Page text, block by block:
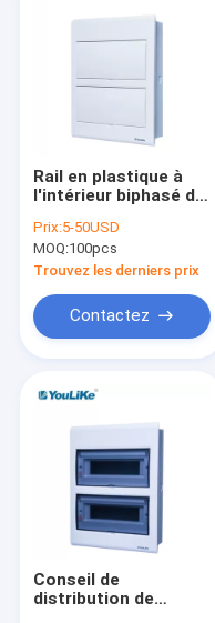
Rail en plastique à
l'intérieur biphasé de
tonnelier de la boîte
de distribution de
MCB 24way
Prix:5-50USD
MOQ:100pcs
Trouvez les derniers prix
Contactez
Conseil de
distribution de